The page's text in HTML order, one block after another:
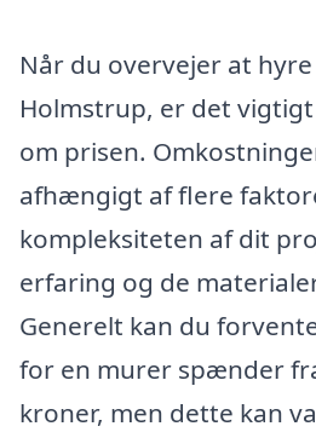
Når du overvejer at
Holmstrup, er det
om prisen.
afhængigt af flere
kompleksiteten af dit
erfaring og de
Generelt kan du
for en murer spænder
kroner, men dette kan